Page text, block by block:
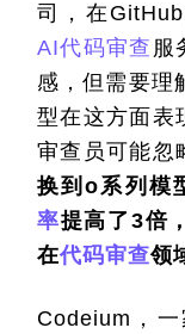
司，在
AI代码审查 服
感，但需要理
型在这方面表
审查员可能忽
换到o系列模
率提高了3倍
在代码审查领
Codeium，一